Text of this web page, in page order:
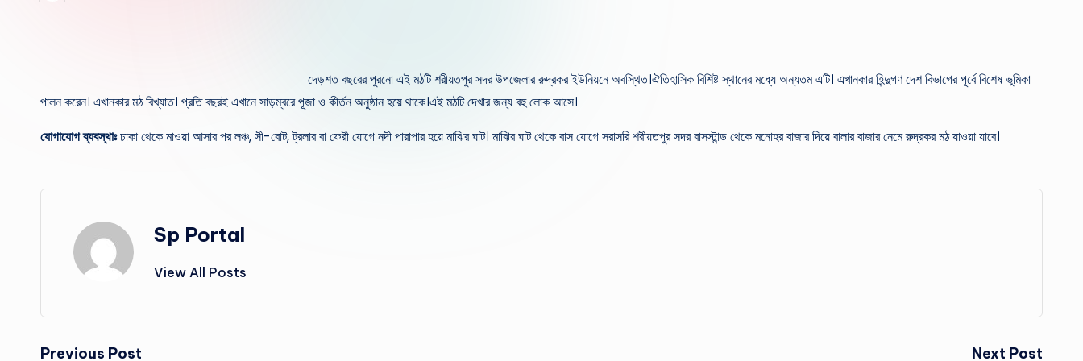
by
দেড়শত বছরের পুরনো এই মঠটি শরীয়তপুর সদর উপজেলার রুদ্রকর ইউনিয়নে অবস্থিত।ঐতিহাসিক বিশিষ্ট স্থানের মধ্যে অন্যতম এটি। এখানকার হিন্দুগণ দেশ বিভাগের পূর্বে বিশেষ ভুমিকা
পালন করেন। এখানকার মঠ বিখ্যাত। প্রতি বছরই এখানে সাড়ম্বরে পূজা ও কীর্তন অনুষ্ঠান হয়ে থাকে।এই মঠটি দেখার জন্য বহু লোক আসে।
যোগাযোগ ব্যবস্থাঃঢাকা থেকে মাওয়া আসার পর লঞ্চ, সী-বোট, ট্রলার বা ফেরী যোগে নদী পারাপার হয়ে মাঝির ঘাট। মাঝির ঘাট থেকে বাস যোগে সরাসরি শরীয়তপুর সদর বাসস্টান্ড থেকে মনোহর বাজার দিয়ে বালার বাজার নেমে রুদ্রকর মঠ যাওয়া যাবে।
Sp Portal
View All Posts
Previous Post Next Post